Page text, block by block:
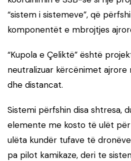
“sistem i sistemeve”, që
komponentët e mbrojtjes
“Kupola e Çeliktë” është
neutralizuar kërcënimet
dhe distancat.
Sistemi përfshin disa shtresa,
elemente me kosto të ulët
ulëta kundër tufave të
pa pilot kamikaze, deri te